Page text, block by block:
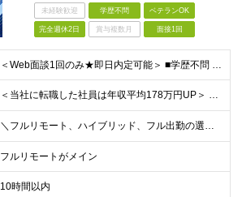
未経験歓迎 学歴不問 ベテランOK
完全週休2日 賞与複数月 面接1回
＜Web面談1回のみ★即日内定可能＞ ■学歴不問 ■エンジニアとしての実務経験1年以上 （開発・インフラ・技術・工程など不問）
＜当社に転職した社員は年収平均178万円UP＞ 月給45万円～120万円＋賞与＋各手当 ※経験・能力などを考慮の上、決定します ※案件の契約内容（月単金など）や昇給、賞与額はすべてシステム上で開示し
＼フルリモート、ハイブリッド、フル出勤の選択可＆帰社日なし／ 【下記エリアを中心とするクライアント先または自宅にて勤務】 ■首都圏：東京・埼玉・千葉・神奈川 ■関西：大阪・兵庫・京都・滋賀・奈良・和
フルリモートがメイン
10時間以内